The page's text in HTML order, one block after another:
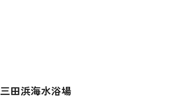
三田浜海水浴場